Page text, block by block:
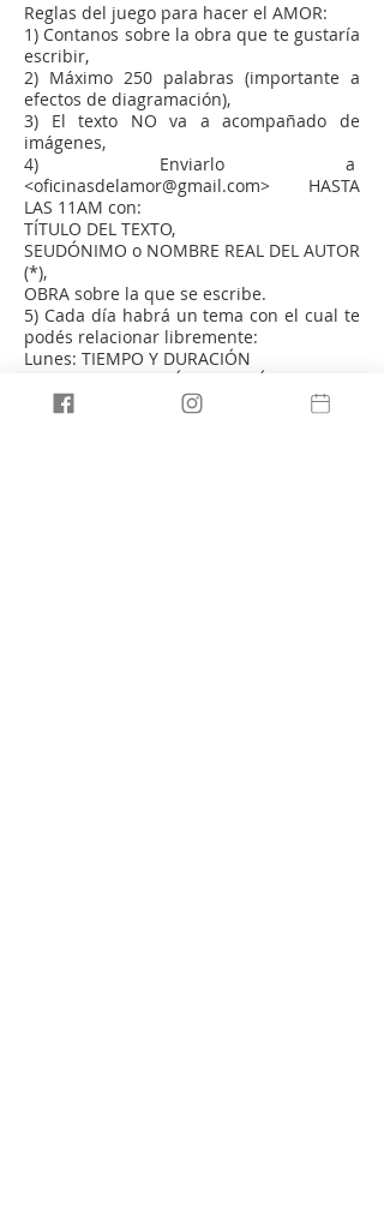
Reglas del juego para hacer el AMOR:
1) Contanos sobre la obra que te gustaría
escribir,
2) Máximo 250 palabras (importante a
efectos de diagramación),
3) El texto NO va a acompañado de
imágenes,
4) Enviarlo a
<oficinasdelamor@gmail.com> HASTA
LAS 11AM con:
TÍTULO DEL TEXTO,
SEUDÓNIMO o NOMBRE REAL DEL AUTOR
(*),
OBRA sobre la que se escribe.
5) Cada día habrá un tema con el cual te
podés relacionar libremente:
Lunes: TIEMPO Y DURACIÓN
Martes: TRADUCCIÓN/TRAICIÓN
Miércoles: LA HISTORIA